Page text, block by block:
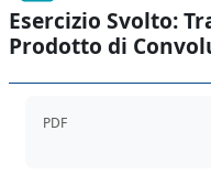
Esercizio Svolto:
Prodotto di
PDF